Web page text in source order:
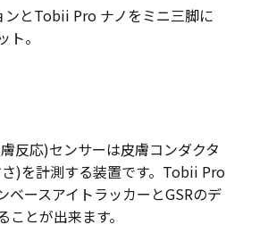
とTobii Pro ナノをミニ三脚に
。
反応)センサーは皮膚コンダクタ
)を計測する装置です。Tobii Pro
ベースアイトラッカーとGSRのデ
とが出来ます。